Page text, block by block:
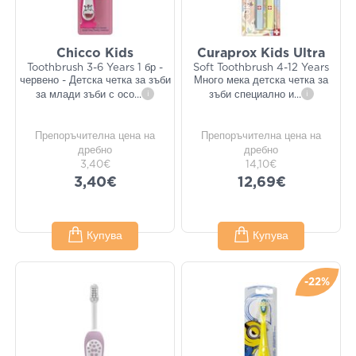
Chicco Kids
Toothbrush 3-6 Years 1 бр -
червено - Детска четка за зъби
за млади зъби с осо... i
Препоръчителна цена на
дребно
3,40€
3,40€
Купува
Curaprox Kids Ultra
Soft Toothbrush 4-12 Years
Много мека детска четка за
зъби специално и... i
Препоръчителна цена на
дребно
14,10€
12,69€
Купува
-22%